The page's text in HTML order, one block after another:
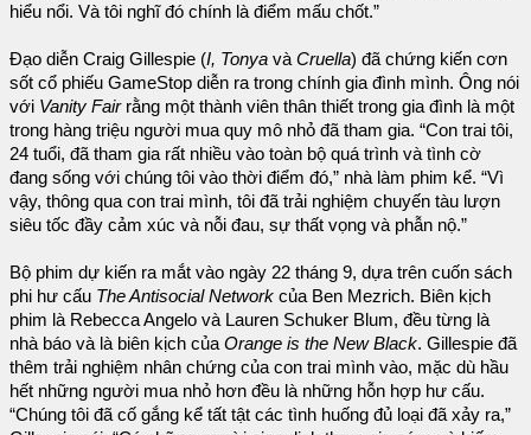
hiểu nổi. Và tôi nghĩ đó chính là điểm mấu chốt.”
Đạo diễn Craig Gillespie (I, Tonya và Cruella) đã chứng kiến cơn
sốt cổ phiếu GameStop diễn ra trong chính gia đình mình. Ông nói
với Vanity Fairrằng một thành viên thân thiết trong gia đình là một
trong hàng triệu người mua quy mô nhỏ đã tham gia. “Con trai tôi,
24 tuổi, đã tham gia rất nhiều vào toàn bộ quá trình và tình cờ
đang sống với chúng tôi vào thời điểm đó,” nhà làm phim kể. “Vì
vậy, thông qua con trai mình, tôi đã trải nghiệm chuyến tàu lượn
siêu tốc đầy cảm xúc và nỗi đau, sự thất vọng và phẫn nộ.”
Bộ phim dự kiến ra mắt vào ngày 22 tháng 9, dựa trên cuốn sách
phi hư cấu The Antisocial Network của Ben Mezrich. Biên kịch
phim là Rebecca Angelo và Lauren Schuker Blum, đều từng là
nhà báo và là biên kịch của Orange is the New Black. Gillespie đã
thêm trải nghiệm nhân chứng của con trai mình vào, mặc dù hầu
hết những người mua nhỏ hơn đều là những hỗn hợp hư cấu.
“Chúng tôi đã cố gắng kể tất tật các tình huống đủ loại đã xảy ra,”